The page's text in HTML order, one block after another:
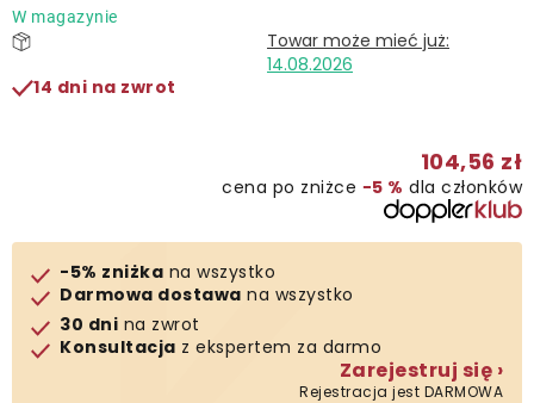
Korzyści klubu
W magazynie
14.08.2026
14 dni na zwrot
104,56 zł
cena po zniżce −5 % dla członków
-5% zniżka na wszystko
Darmowa dostawa na wszystko
30 dni na zwrot
Konsultacja z ekspertem za darmo
Zarejestruj się ›
Rejestracja jest DARMOWA